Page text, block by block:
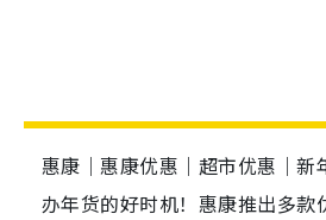
惠康｜惠康优惠｜超市优惠｜新
办年货的好时机！惠康推出多款